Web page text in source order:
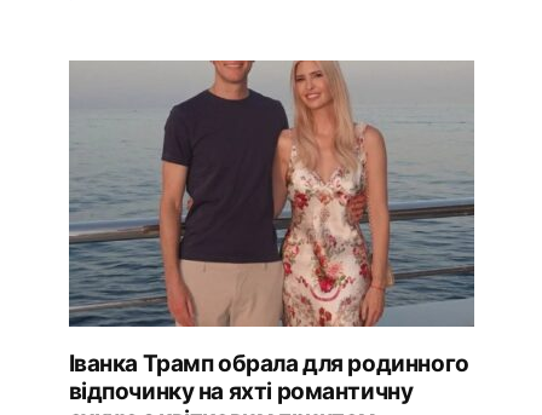
Іванка Трамп обрала для родинного
відпочинку на яхті романтичну